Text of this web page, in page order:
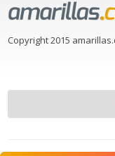
Copyright 2015